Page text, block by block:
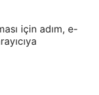
için adım, e-